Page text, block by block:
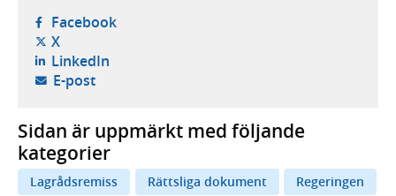
Facebook- öppnas i ny flik, extern webbplats,
X- öppnas i ny flik, extern webbplats,
LinkedIn- öppnas i ny flik, extern webbplats,
E-post- öppnar din e-postklient,
Sidan är uppmärkt med följande
kategorier
Lagrådsremiss Rättsliga dokument
Regeringen